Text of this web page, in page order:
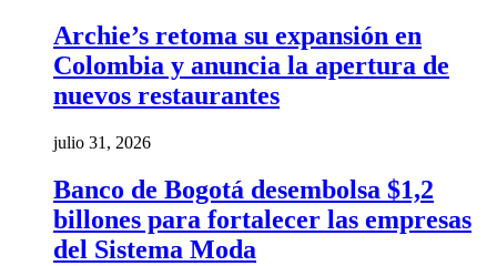
Archie’s retoma su expansión en
Colombia y anuncia la apertura de
nuevos restaurantes
julio 31, 2026
Banco de Bogotá desembolsa $1,2
billones para fortalecer las empresas
del Sistema Moda